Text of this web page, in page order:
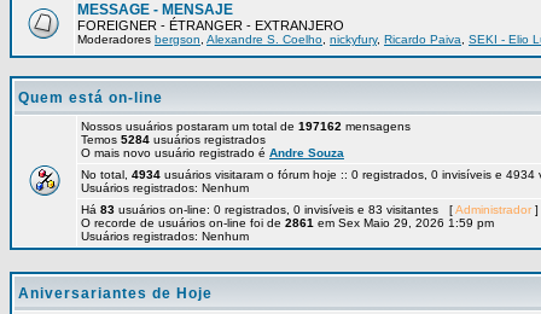
MESSAGE - MENSAJE
FOREIGNER - ÉTRANGER - EXTRANJERO
Moderadores bergson Alexandre S. Coelho nickyfury, Ricardo Paiva SEKI - Elio
Quem está on-line
Nossos usuários postaram um total de 197162 mensagens
Temos 5284 usuários registrados
O mais novo usuário registrado é Andre Souza
No total, 4934 usuários visitaram o fórum hoje :: 0 registrados, 0 invisíveis e
Usuários registrados: Nenhum
Há 83 usuários on-line: 0 registrados, 0 invisíveis e 83 visitantes [Administrador
O recorde de usuários on-line foi de 2861 em Sex Maio 29, 2026 1:59 pm
Usuários registrados: Nenhum
Aniversariantes de Hoje